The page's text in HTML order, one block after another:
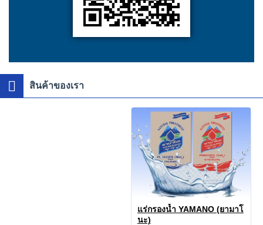
สินค้าของเรา
แร่กรองน้ำ YAMANO (ยามาโ
นะ)